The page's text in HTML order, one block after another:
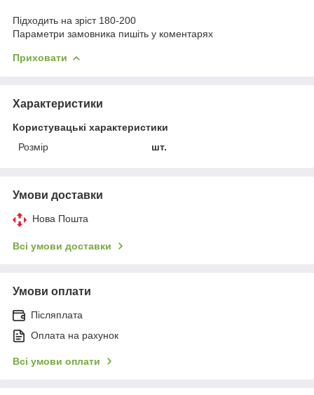
Підходить на зріст 180-200
Параметри замовника пишіть у коментарях
Приховати
Характеристики
Користувацькі характеристики
Розмір
шт.
Умови доставки
Нова Пошта
Всі умови доставки
Умови оплати
Післяплата
Оплата на рахунок
Всі умови оплати